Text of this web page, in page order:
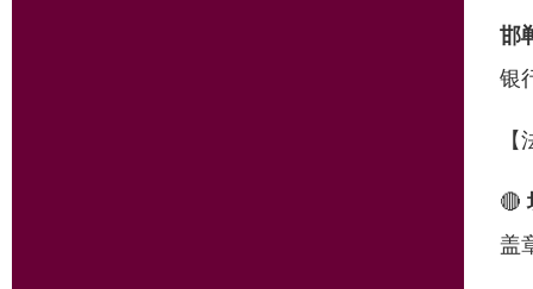
邯
银
🔴
盖